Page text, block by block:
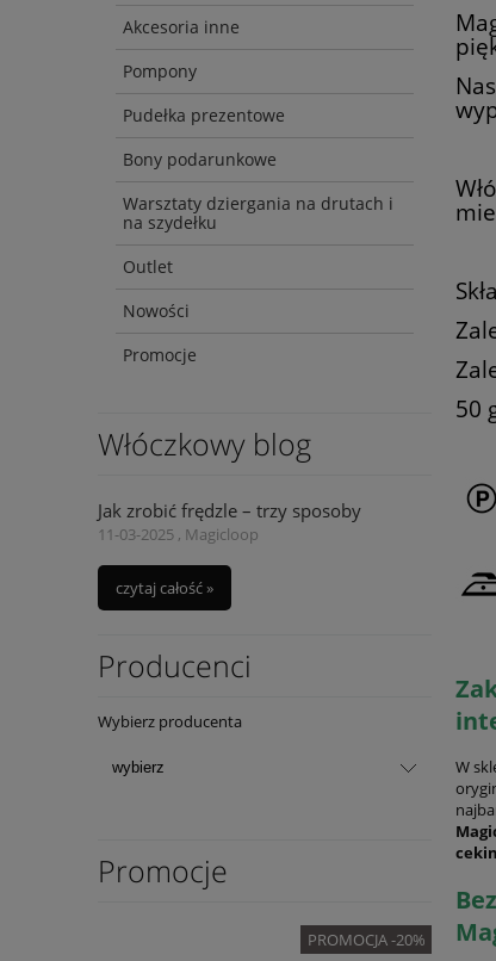
Akcesoria inne
Pompony
Pudełka prezentowe
Bony podarunkowe
Warsztaty dziergania na drutach i
na szydełku
Outlet
Nowości
Promocje
Włóczkowy blog
Jak zrobić frędzle – trzy sposoby
11-03-2025 , Magicloop
czytaj całość »
Producenci
Wybierz producenta
Promocje
PROMOCJA -20%
50
W